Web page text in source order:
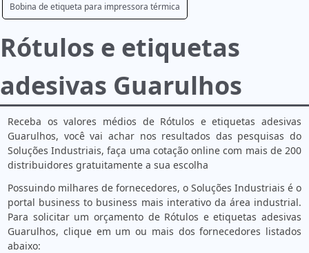
Bobina de etiqueta para impressora térmica
Rótulos e etiquetas
adesivas Guarulhos
Receba os valores médios de Rótulos e etiquetas adesivas
Guarulhos, você vai achar nos resultados das pesquisas do
Soluções Industriais, faça uma cotação online com mais de 200
distribuidores gratuitamente a sua escolha
Possuindo milhares de fornecedores, o Soluções Industriais é o
portal business to business mais interativo da área industrial.
Para solicitar um orçamento de Rótulos e etiquetas adesivas
Guarulhos, clique em um ou mais dos fornecedores listados
abaixo: